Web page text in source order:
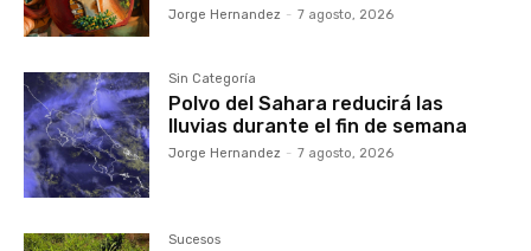
Jorge Hernandez - 7 agosto, 2026
Sin Categoría
Polvo del Sahara reducirá las
lluvias durante el fin de semana
Jorge Hernandez - 7 agosto, 2026
Sucesos